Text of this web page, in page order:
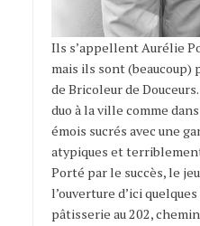
Ils s’appellent Aurélie
mais ils sont (beaucoup)
de Bricoleur de
duo à la ville comme
émois sucrés avec une
atypiques et
Porté par le succès, le
l’ouverture d’ici
pâtisserie au 202,